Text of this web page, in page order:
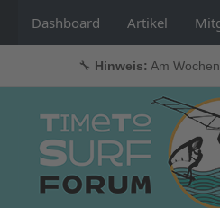
🔧 Hinweis: Am
Dashboard Artikel